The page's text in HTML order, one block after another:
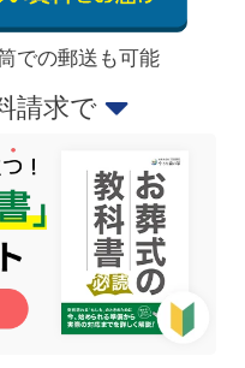
での郵送も可能
請求で